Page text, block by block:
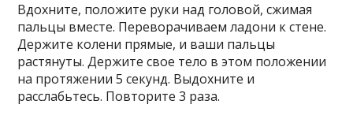
Вдохните, положите руки над головой, сжимая
пальцы вместе. Переворачиваем ладони к стене.
Держите колени прямые, и ваши пальцы
растянуты. Держите свое тело в этом положении
на протяжении 5 секунд. Выдохните и
расслабьтесь. Повторите 3 раза.